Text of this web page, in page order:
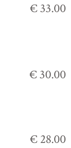
€ 33.00
€ 30.00
€ 28.00